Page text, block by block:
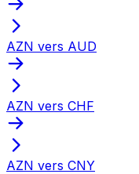
AZN vers AUD
AZN vers CHF
AZN vers CNY